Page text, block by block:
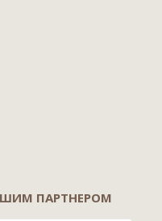
ПАРТНЕРОМ